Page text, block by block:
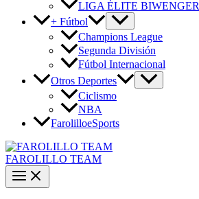
LIGA ÉLITE BIWENGER
+ Fútbol
Champions League
Segunda División
Fútbol Internacional
Otros Deportes
Ciclismo
NBA
FarolilloeSports
FAROLILLO TEAM